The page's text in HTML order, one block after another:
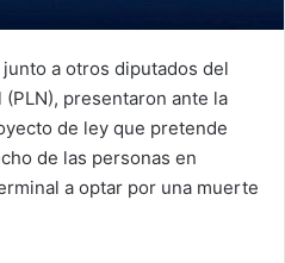
a otros diputados del
presentaron ante la
de ley que pretende
de las personas en
a optar por una muerte